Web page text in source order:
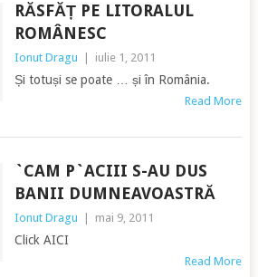
RĂSFĂȚ PE LITORALUL
ROMÂNESC
Ionut Dragu iulie 1, 2011
Și totuși se poate … și în România.
Read More
`CAM P`ACIII S-AU DUS
BANII DUMNEAVOASTRĂ
Ionut Dragu mai 9, 2011
Click AICI
Read More